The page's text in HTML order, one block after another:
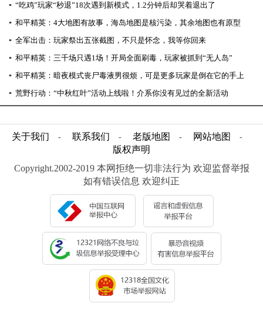
▪ “吃鸡”玩家“秒退”18次遇到新模式，1.2分钟后却哭着退出了
▪ 和平精英：4大地图有故事，海岛地图是核污染，其余地图也有原型
▪ 全军出击：玩家祭出五张截图，不只是怀念，我等你回来
▪ 和平精英：三千场只遇1场！开局全面刷毒，玩家被抓到“无人岛”
▪ 和平精英：暗夜模式丧尸毒液男很烦，可是更多玩家是倒在它的手上
▪ 荒野行动：“中秋红叶”活动上线啦！介系你没有见过的全新活动
关于我们 - 联系我们 - 老版地图 - 网站地图 -
版权声明
Copyright.2002-2019 本网拒绝一切非法行为 欢迎监督举报
如有错误信息 欢迎纠正